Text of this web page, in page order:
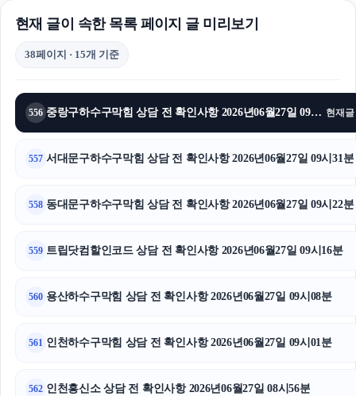
현재 글이 속한 목록 페이지 글 미리보기
38페이지 · 15개 기준
556 중랑구하수구막힘 상담 전 확인사항 2026년06월27일 09시36분 현재글
557 서대문구하수구막힘 상담 전 확인사항 2026년06월27일 09시31분
558 동대문구하수구막힘 상담 전 확인사항 2026년06월27일 09시22분
559 트립닷컴할인코드 상담 전 확인사항 2026년06월27일 09시16분
560 용산하수구막힘 상담 전 확인사항 2026년06월27일 09시08분
561 인천하수구막힘 상담 전 확인사항 2026년06월27일 09시01분
562 인천흥신소 상담 전 확인사항 2026년06월27일 08시56분